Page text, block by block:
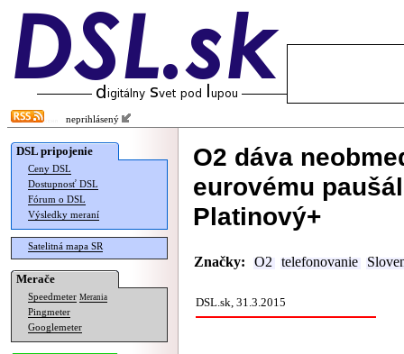
neprihlásený
DSL pripojenie
Ceny DSL
Dostupnosť DSL
Fórum o DSL
Výsledky meraní
Satelitná mapa SR
Merače
Speedmeter Merania
Pingmeter
Googlemeter
O2 dáva
eurovému
Platinový+
Značky: O2 telefonovanie
DSL.sk, 31.3.2015